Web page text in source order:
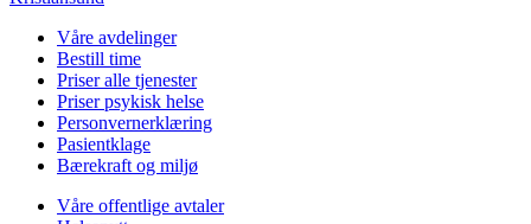
Våre avdelinger
Bestill time
Priser alle tjenester
Priser psykisk helse
Personvernerklæring
Pasientklage
Bærekraft og miljø
Våre offentlige avtaler